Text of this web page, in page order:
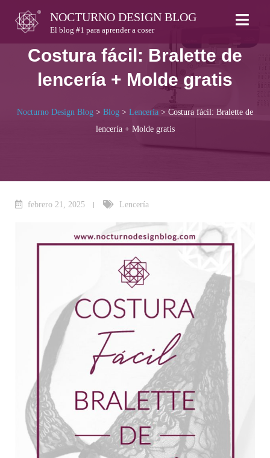
content
NOCTURNO DESIGN BLOG
El blog #1 para aprender a coser
Costura fácil: Bralette de
lencería + Molde gratis
Nocturno Design Blog > Blog > Lencería > Costura fácil: Bralette de
lencería + Molde gratis
febrero 21, 2025 Lencería